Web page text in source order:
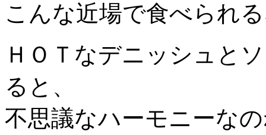
こんな近場で食べられ
ＨＯＴなデニッシュと
ると、
不思議なハーモニーな